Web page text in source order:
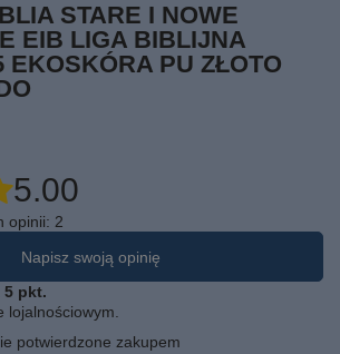
STARE I NOWE
EIB LIGA BIBLIJNA
EKOSKÓRA PU ZŁOTO
5.00
opinii: 2
Napisz swoją opinię
5 pkt.
potwierdzone zakupem